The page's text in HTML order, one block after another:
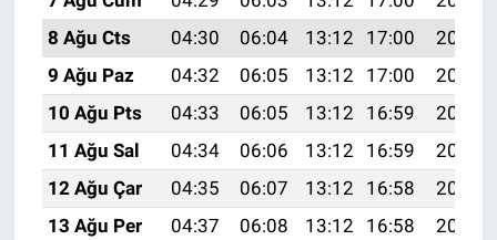
8 Ağu Cts
04:30 06:04 13:12 17:00
20:11
9 Ağu Paz
04:32 06:05 13:12 17:00
20:10
10 Ağu Pts
04:33 06:05 13:12 16:59
20:09
11 Ağu Sal
04:34 06:06 13:12 16:59
20:08
12 Ağu Çar
04:35 06:07 13:12 16:58
20:06
13 Ağu Per
04:37 06:08 13:12 16:58
20:05